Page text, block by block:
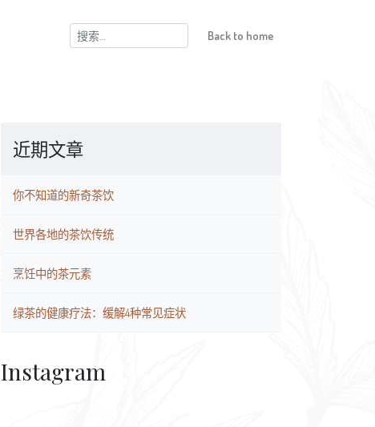
搜
索：
Back to home
近期文章
你不知道的新奇茶饮
世界各地的茶饮传统
烹饪中的茶元素
绿茶的健康疗法：缓解4种常见症状
Instagram